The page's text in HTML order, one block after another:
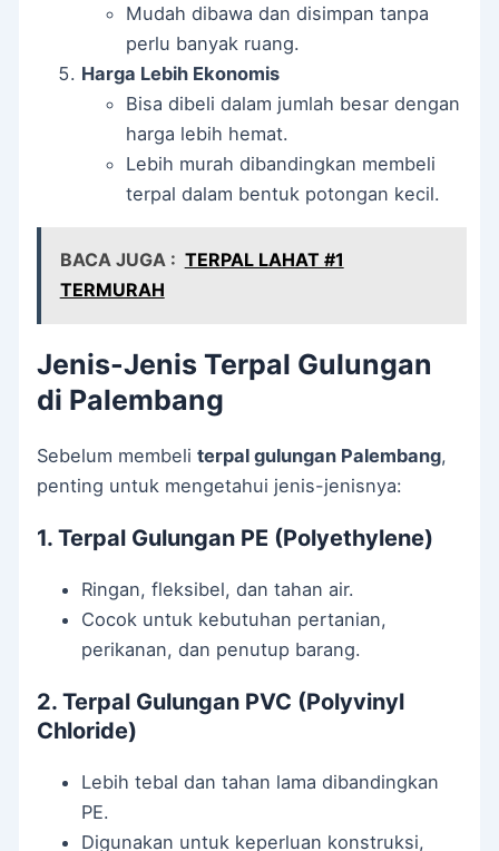
Mudah dibawa dan disimpan tanpa
perlu banyak ruang.
Harga Lebih Ekonomis
Bisa dibeli dalam jumlah besar dengan
harga lebih hemat.
Lebih murah dibandingkan membeli
terpal dalam bentuk potongan kecil.
BACA JUGA : TERPAL LAHAT #1
TERMURAH
Jenis-Jenis Terpal Gulungan
di Palembang
Sebelum membeliterpal gulungan Palembang,
penting untuk mengetahui jenis-jenisnya:
1. Terpal Gulungan PE (Polyethylene)
Ringan, fleksibel, dan tahan air.
Cocok untuk kebutuhan pertanian,
perikanan, dan penutup barang.
2. Terpal Gulungan PVC (Polyvinyl
Chloride)
Lebih tebal dan tahan lama dibandingkan
PE.
Digunakan untuk keperluan konstruksi,